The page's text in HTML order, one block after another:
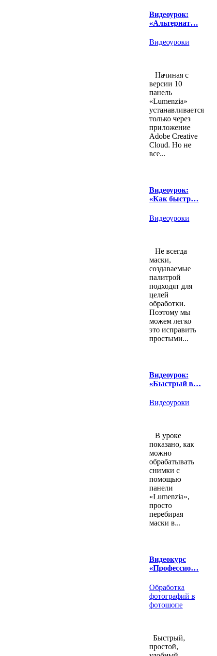
Видеоурок:
«Альтернат…
Видеоуроки
Начиная с
версии 10
панель
«Lumenzia»
устанавливается
только через
приложение
Adobe Creative
Cloud. Но не
все...
Видеоурок:
«Как быстр…
Видеоуроки
Не всегда
маски,
создаваемые
палитрой
подходят для
целей
обработки.
Поэтому мы
можем легко
это исправить
простыми...
Видеоурок:
«Быстрый в…
Видеоуроки
В уроке
показано, как
можно
обрабатывать
снимки с
помощью
панели
«Lumenzia»,
просто
перебирая
маски в...
Видеокурс
«Профессио…
Обработка
фотографий в
фотошопе
Быстрый,
простой,